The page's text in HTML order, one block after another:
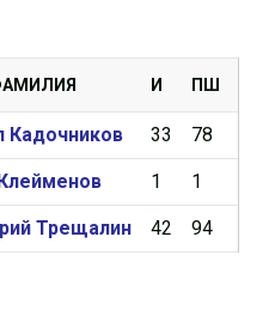
И ПШ
Кадочников 33 78
1 1
Трещалин 42 94